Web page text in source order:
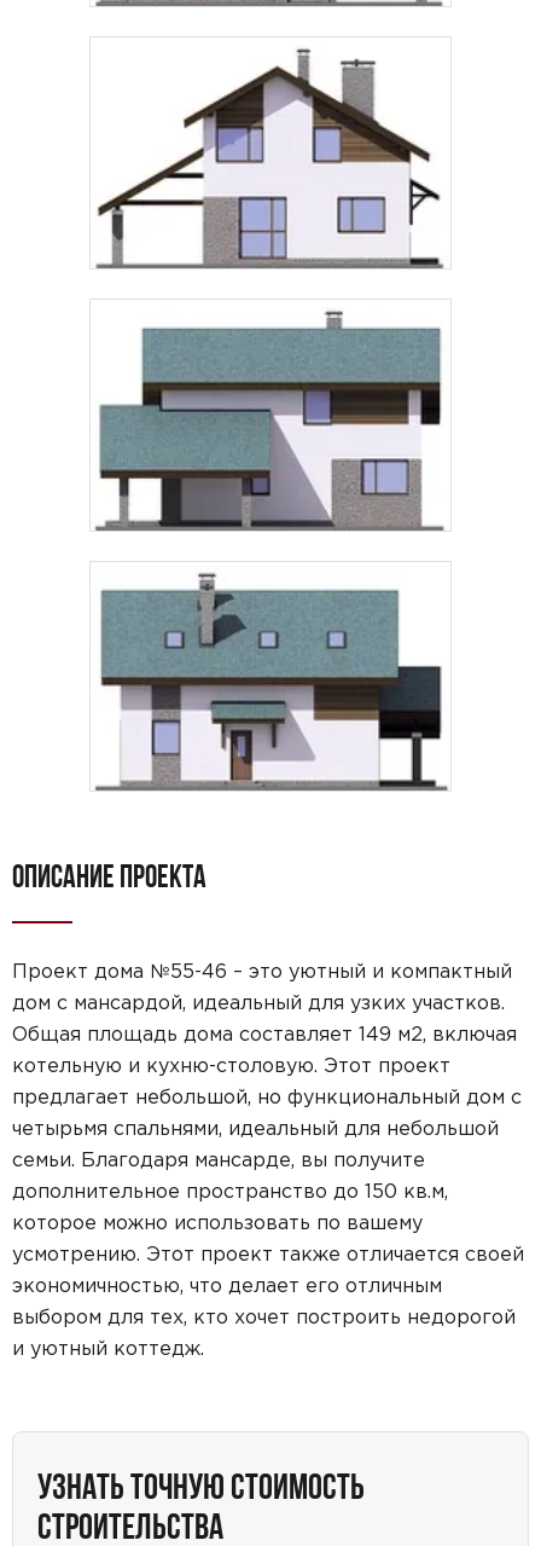
ОПИСАНИЕ ПРОЕКТА
Проект дома №55-46 – это уютный и компактный
дом с мансардой, идеальный для узких участков.
Общая площадь дома составляет 149 м2, включая
котельную и кухню-столовую. Этот проект
предлагает небольшой, но функциональный дом с
четырьмя спальнями, идеальный для небольшой
семьи. Благодаря мансарде, вы получите
дополнительное пространство до 150 кв.м,
которое можно использовать по вашему
усмотрению. Этот проект также отличается своей
экономичностью, что делает его отличным
выбором для тех, кто хочет построить недорогой
и уютный коттедж.
УЗНАТЬ ТОЧНУЮ СТОИМОСТЬ
СТРОИТЕЛЬСТВА
Звонок
Telegram MAX
согласие на обработку персональных данных
подтверждаю, что ознакомлен(а) с
политикой
обработки персональных данных
Рассчитать стоимость